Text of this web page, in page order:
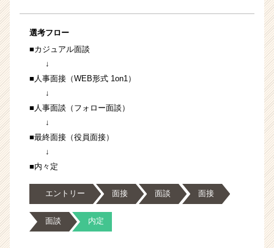
選考フロー
■カジュアル面談
↓
■人事面接（WEB形式 1on1）
↓
■人事面談（フォロー面談）
↓
■最終面接（役員面接）
↓
■内々定
エントリー 面接 面談 面接
面談 内定